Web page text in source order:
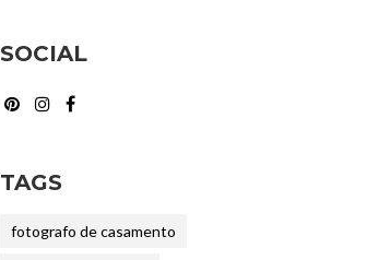
SOCIAL
TAGS
fotografo de casamento